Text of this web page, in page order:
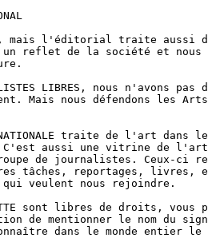
mais l'éditorial traite aussi de
reflet de la société et nous
LIBRES, nous n'avons
Mais nous défendons les
traite de l'art dans
aussi une vitrine de
de journalistes. Ceux-ci
tâches, reportages, livres,
veulent nous rejoindre.
sont libres de droits, vous
de mentionner le nom du
dans le monde entier le